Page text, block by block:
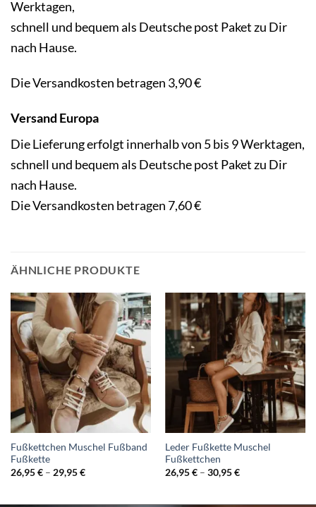
Werktagen,
schnell und bequem als Deutsche post Paket zu Dir
nach Hause.
Die Versandkosten betragen 3,90 €
Versand Europa
Die Lieferung erfolgt innerhalb von 5 bis 9 Werktagen,
schnell und bequem als Deutsche post Paket zu Dir
nach Hause.
Die Versandkosten betragen 7,60 €
ÄHNLICHE PRODUKTE
Fußkettchen Muschel Fußband
Fußkette
26,95€– 29,95€
Leder Fußkette Muschel
Fußkettchen
26,95€– 30,95€